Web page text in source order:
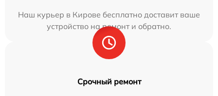
Наш курьер в Кирове бесплатно доставит ваше
устройство на ремонт и обратно.
Срочный ремонт